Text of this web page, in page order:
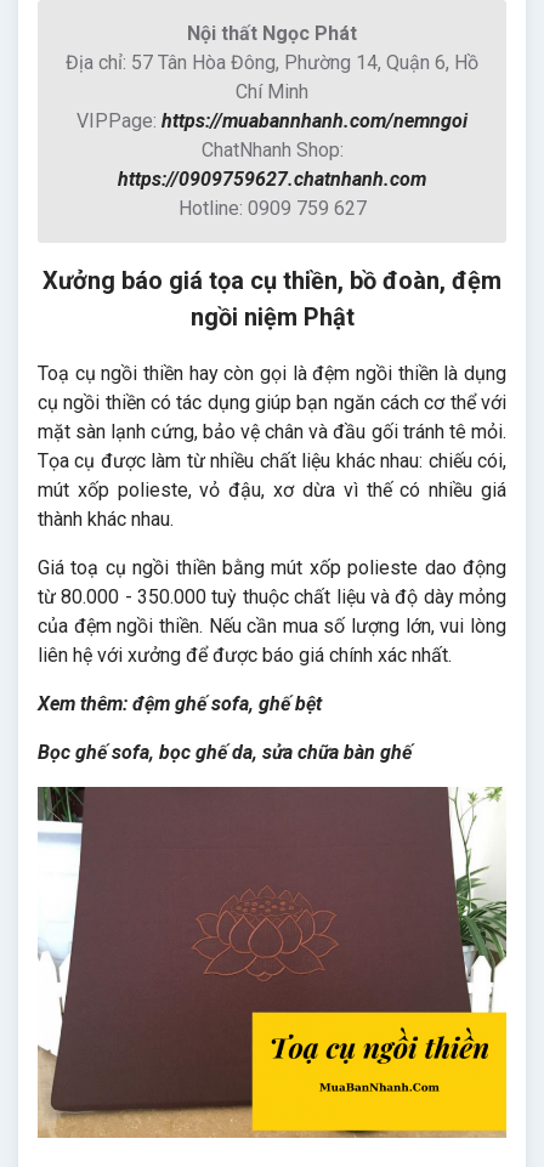
Nội thất Ngọc Phát
Địa chỉ: 57 Tân Hòa Đông, Phường 14, Quận 6, Hồ
Chí Minh
VIPPage: https://muabannhanh.com/nemngoi
ChatNhanh Shop:
https://0909759627.chatnhanh.com
Hotline: 0909 759 627
Xưởng báo giá tọa cụ thiền, bồ đoàn, đệm
ngồi niệm Phật
Toạ cụ ngồi thiền hay còn gọi là đệm ngồi thiền là dụng
cụ ngồi thiền có tác dụng giúp bạn ngăn cách cơ thể với
mặt sàn lạnh cứng, bảo vệ chân và đầu gối tránh tê mỏi.
Tọa cụ được làm từ nhiều chất liệu khác nhau: chiếu cói,
mút xốp polieste, vỏ đậu, xơ dừa vì thế có nhiều giá
thành khác nhau.
Giá toạ cụ ngồi thiền bằng mút xốp polieste dao động
từ 80.000 - 350.000 tuỳ thuộc chất liệu và độ dày mỏng
của đệm ngồi thiền. Nếu cần mua số lượng lớn, vui lòng
liên hệ với xưởng để được báo giá chính xác nhất.
Xem thêm: đệm ghế sofa, ghế bệt
Bọc ghế sofa, bọc ghế da, sửa chữa bàn ghế